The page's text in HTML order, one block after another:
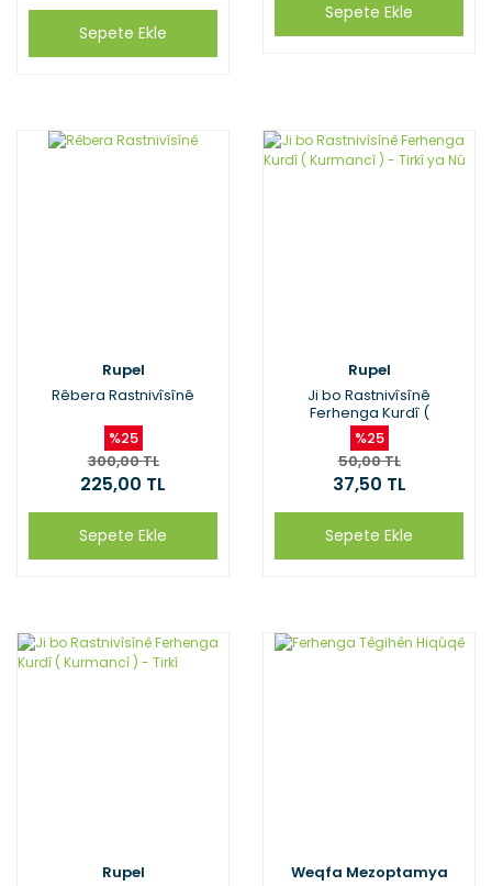
Sepete Ekle
Sepete Ekle
Rupel
Rêbera Rastnivîsînê
%25
300,00 TL
225,00 TL
Sepete Ekle
Rupel
Ji bo Rastnivîsînê
Ferhenga Kurdî (
Kurmancî ) - Tirkî ya Nû
%25
50,00 TL
37,50 TL
Sepete Ekle
Rupel
Weqfa Mezoptamya